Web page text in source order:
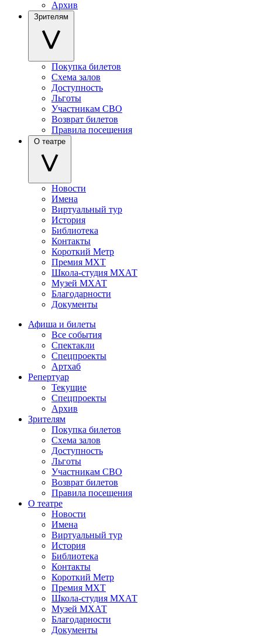
Архив
Зрителям
Покупка билетов
Схема залов
Доступность
Льготы
Участникам СВО
Возврат билетов
Правила посещения
О театре
Новости
Имена
Виртуальный тур
История
Библиотека
Контакты
Короткий Метр
Премия МХТ
Школа-студия МХАТ
Музей МХАТ
Благодарности
Документы
Афиша и билеты
Все события
Спектакли
Спецпроекты
Артхаб
Репертуар
Текущие
Спецпроекты
Архив
Зрителям
Покупка билетов
Схема залов
Доступность
Льготы
Участникам СВО
Возврат билетов
Правила посещения
О театре
Новости
Имена
Виртуальный тур
История
Библиотека
Контакты
Короткий Метр
Премия МХТ
Школа-студия МХАТ
Музей МХАТ
Благодарности
Документы